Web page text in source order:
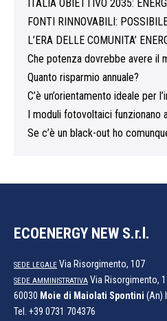
ITALIA OBIETTIVO 2035:
FONTI RINNOVABILI:
L’ERA DELLE COMUNITA’
Che potenza dovrebbe avere il
Quanto risparmio annuale?
C’è un’orientamento ideale per
I moduli fotovoltaici funzionano
Se c’è un black-out ho
ECOENERGY NEW S.r.l.
SEDE LEGALE Via Risorgimento, 107
SEDE AMMINISTRATIVA Via Risorgimento,
60030 Moie di Maiolati Spontini (An)
Tel. +39 0731 704376